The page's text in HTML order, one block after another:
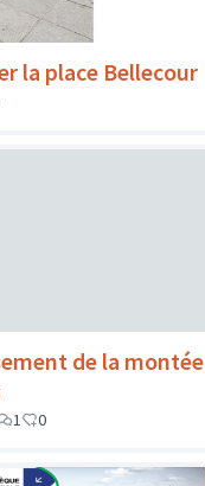
la place Bellecour
de la montée
1 0